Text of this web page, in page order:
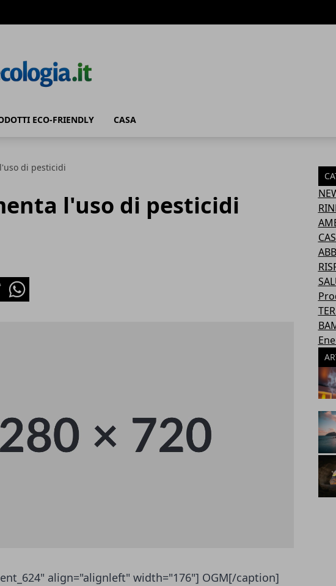
ECO-FRIENDLY CASA
di pesticidi
l'uso di pesticidi
Whatsapp
align="alignleft" width="176"] OGM[/caption]